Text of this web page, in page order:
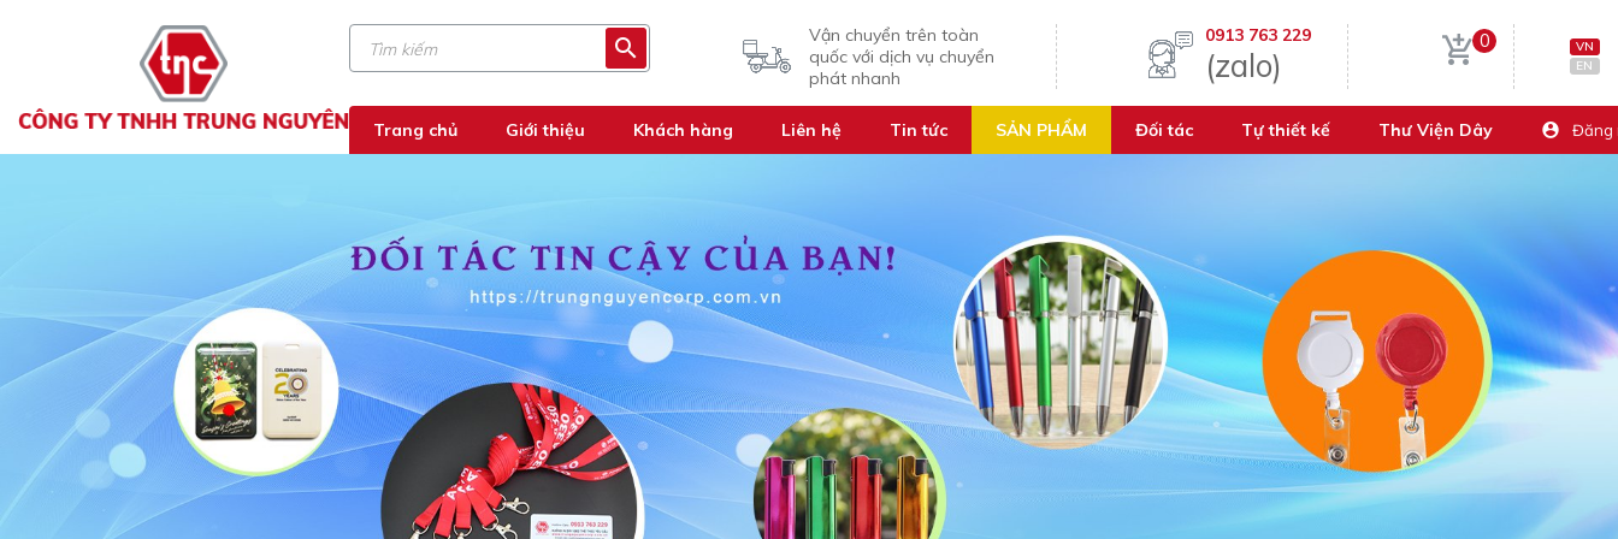
Vận chuyển trên toàn
quốc với dịch vụ chuyển
phát nhanh
0913 763 229
(zalo)
0
VN
EN
Trang chủ Giới thiệu Khách hàng Liên hệ Tin tức SẢN PHẨM Đối tác Tự thiết kế Thư Viện Dây Đăng